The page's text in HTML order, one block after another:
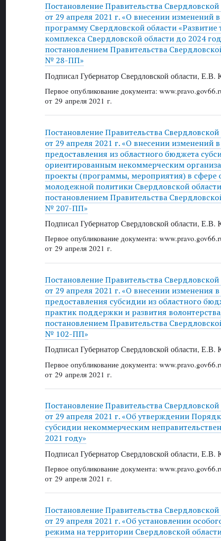
Постановление Правительства
от 29 апреля 2021 г. «О внесении изменений
программу Свердловской области «Развитие
комплекса Свердловской области до 2024
постановлением Правительства
№ 28-ПП»
Подписал Губернатор Свердловской области, Е.В.
Первое опубликование документа:
от 29 апреля 2021 г.
Постановление Правительства
от 29 апреля 2021 г. «О внесении изменений
предоставления из областного бюджета
ориентированным некоммерческим
проекты (программы, мероприятия) в сфере
молодежной политики Свердловской
постановлением Правительства
№ 207-ПП»
Подписал Губернатор Свердловской области, Е.В.
Первое опубликование документа:
от 29 апреля 2021 г.
Постановление Правительства
от 29 апреля 2021 г. «О внесении изменения
предоставления субсидии из областного
практик поддержки и развития
постановлением Правительства
№ 102-ПП»
Подписал Губернатор Свердловской области, Е.В.
Первое опубликование документа:
от 29 апреля 2021 г.
Постановление Правительства
от 29 апреля 2021 г. «Об утверждении
субсидии некоммерческим
2021 году»
Подписал Губернатор Свердловской области, Е.В.
Первое опубликование документа:
от 29 апреля 2021 г.
Постановление Правительства
от 29 апреля 2021 г. «Об установлении
режима на территории Свердловской